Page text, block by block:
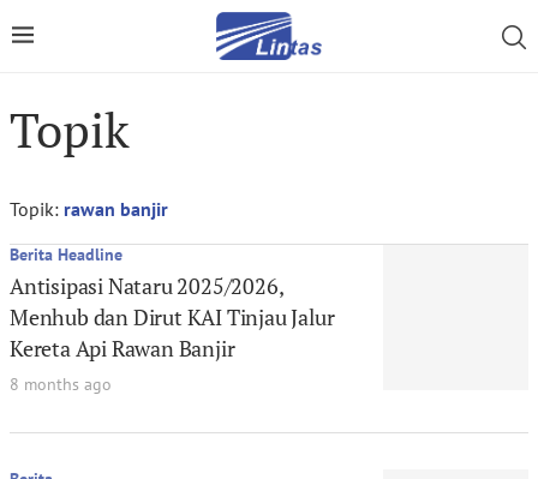
Topik
Topik: rawan banjir
Berita Headline
Antisipasi Nataru 2025/2026,
Menhub dan Dirut KAI Tinjau Jalur
Kereta Api Rawan Banjir
8 months ago